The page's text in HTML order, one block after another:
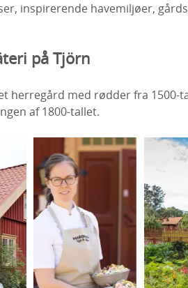
inspirerende havemiljøer,
på Tjörn
herregård med rødder fra 1500-
af 1800-tallet.